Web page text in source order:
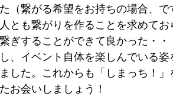
（繋がる希望をお持ちの場合、で
とも繋がりを作ることを求めてお
ぎすることができて良かった・・
、イベント自体を楽しんでいる姿
した。これからも「しまっち！」
お会いしましょう！